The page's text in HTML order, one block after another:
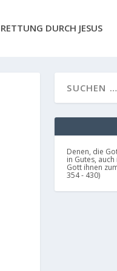
RETTUNG DURCH JESUS
Denen, die
in Gutes,
Gott ihnen
354 - 430)